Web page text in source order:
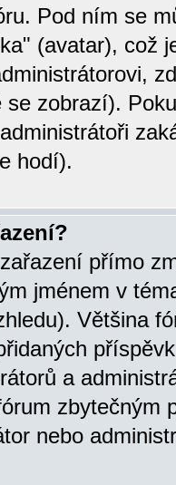
Pod ním se
(avatar), což
se zobrazí).
hodí).
přímo
jménem v
Většina
a
zbytečným
nebo